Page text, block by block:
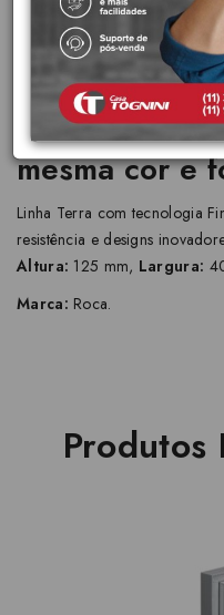
uma
peça em
cerâmicas
com
mesma cor e
Linha Terra com tecnologia
resistência e designs
Altura: 125 mm, Largura:
Marca: Roca.
Produtos